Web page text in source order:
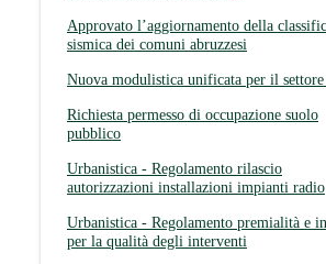
Approvato l’aggiornamento della
sismica dei comuni abruzzesi
Nuova modulistica unificata per il
Richiesta permesso di occupazione suolo
pubblico
Urbanistica - Regolamento rilascio
autorizzazioni installazioni impianti radio
Urbanistica - Regolamento premialità e
per la qualità degli interventi